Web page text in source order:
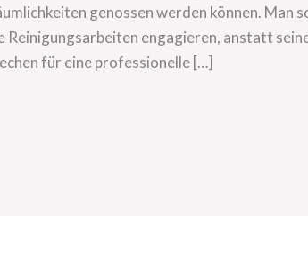
genossen werden können.
Reinigungsarbeiten engagieren, anstatt
für eine professionelle […]